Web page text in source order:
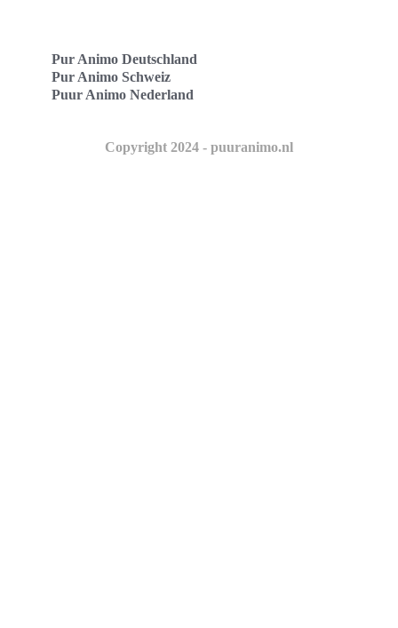
Pur Animo Deutschland
Pur Animo Schweiz
Puur Animo Nederland
Copyright 2024 - puuranimo.nl